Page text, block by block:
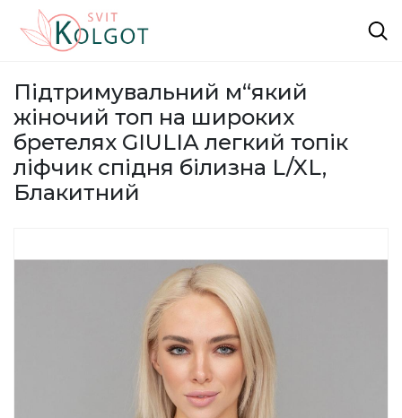
Підтримувальний м“який
жіночий топ на широких
бретелях GIULIA легкий топік
ліфчик спідня білизна L/XL,
Блакитний